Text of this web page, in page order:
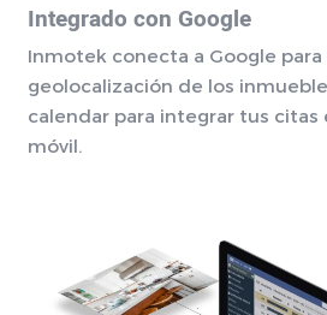
Integrado con Google
Inmotek conecta a Google
geolocalización de los
calendar para integrar tus
móvil.